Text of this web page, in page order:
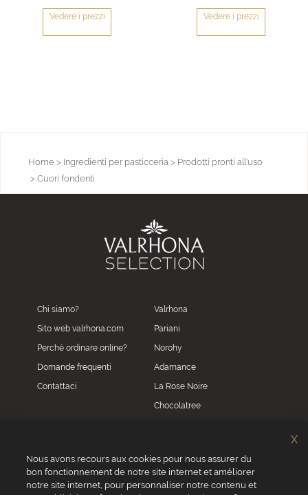
Vedere i prezzi Vedere i prezzi
Home > Ingredienti per pasticceria > Prodotti pronti all'uso
> Cuori fondenti
Chi siamo?
Sito web valrhona.com
Perché ordinare online?
Domande frequenti
Contattaci
Valrhona
Pariani
Norohy
Adamance
La Rose Noire
Chocolatree
Servizio clienti
0039 02 82 94 01 46
Nous avons recours aux cookies pour nous assurer du
bon fonctionnement de notre site internet et améliorer
notre site internet, pour personnaliser notre contenu et
X